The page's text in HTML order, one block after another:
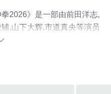
2026》是一部由前田洋志,
,山下大辉,市道真央等演员
观看高清未删减完整版动